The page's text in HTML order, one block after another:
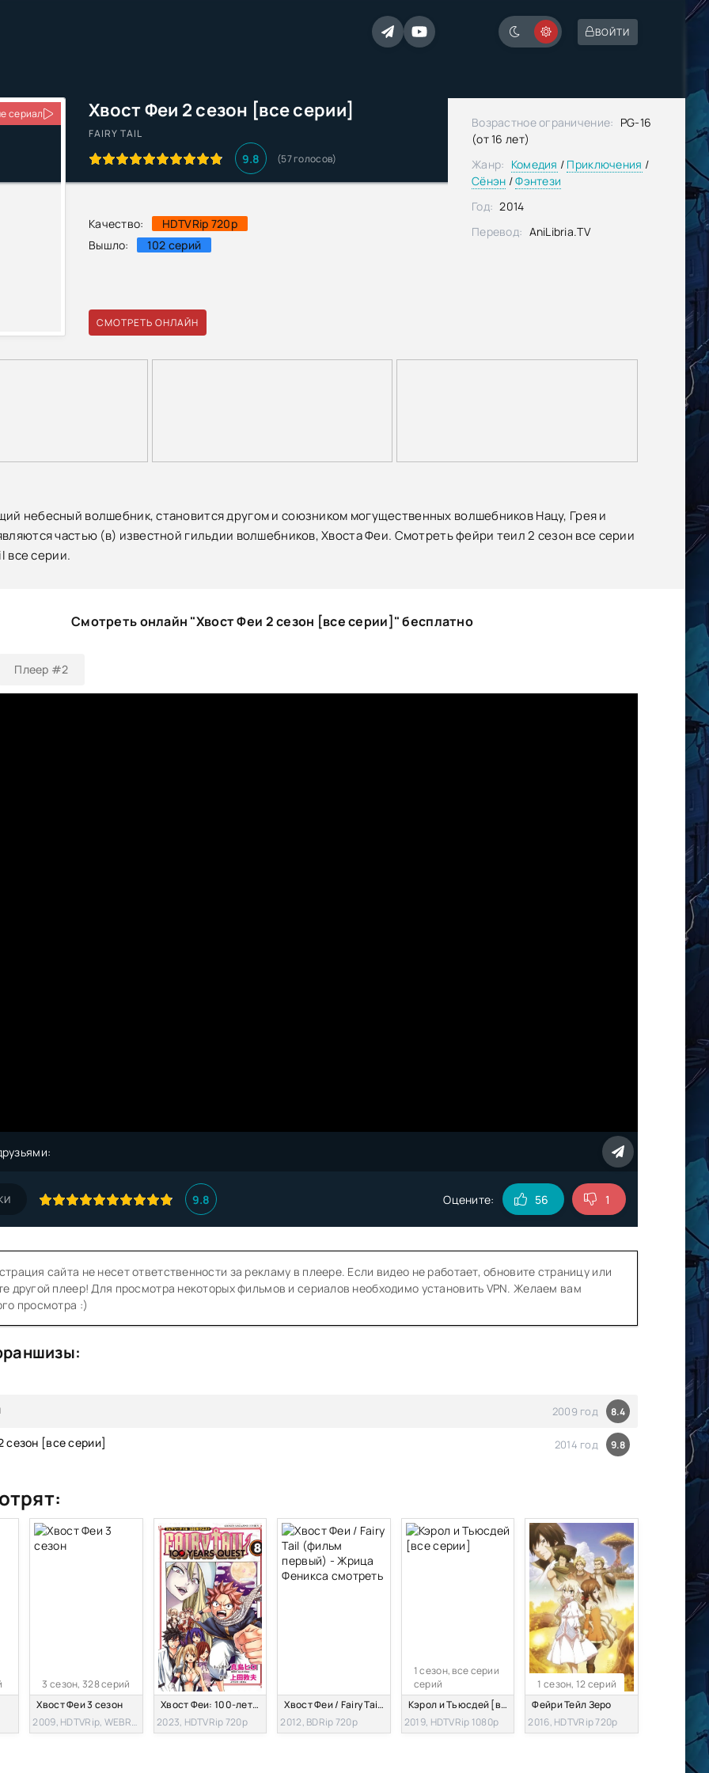
ВОЙТИ
Хвост Феи 2 сезон [все серии]
FAIRY TAIL
9.8 (57голосов)
Качество:
HDTVRip 720p
Вышло:
102 серий
сериал
СМОТРЕТЬ ОНЛАЙН
Возрастное ограничение: PG-16
(от 16 лет)
Жанр: Комедия / Приключения /
Сёнэн /Фэнтези
Год: 2014
Перевод: AniLibria.TV
небесный волшебник, становится другом и союзником могущественных волшебников Нацу, Грея и
частью (в) известной гильдии волшебников, Хвоста Феи. Смотреть фейри теил 2 сезон все серии
все серии.
Смотреть онлайн "Хвост Феи 2 сезон [все серии]" бесплатно
Плеер #2
9.8 Оцените: 56 1
сайта не несет ответственности за рекламу в плеере. Если видео не работает, обновите страницу или
другой плеер! Для просмотра некоторых фильмов и сериалов необходимо установить VPN. Желаем вам
просмотра :)
сезон [все серии] 2014 год 9.8
2009 год 8.4
3 сезон, 328 серий
Хвост Феи 3 сезон
2009, HDTVRip, WEBRip, DVDRip, WEB-DL
Хвост Феи: 100-летний квест
2023, HDTVRip 720p
Хвост Феи / Fairy Tail (фильм первый) - Жрица Феникса смотреть
2012, BDRip 720p
1 сезон, все серии
серий
Кэрол и Тьюсдей [все серии]
2019, HDTVRip 1080p
1 сезон, 12 серий
Фейри Тейл Зеро
2016, HDTVRip 720p